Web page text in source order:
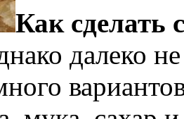
Как сделать
далеко